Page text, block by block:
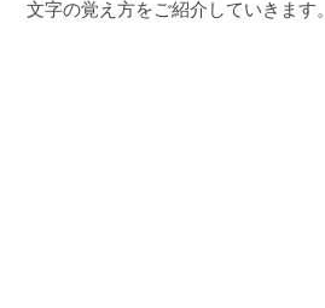
文字の覚え方をご紹介していきます。